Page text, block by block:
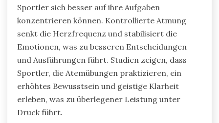
Sportler sich besser auf ihre Aufgaben
konzentrieren können. Kontrollierte Atmung
senkt die Herzfrequenz und stabilisiert die
Emotionen, was zu besseren Entscheidungen
und Ausführungen führt. Studien zeigen, dass
Sportler, die Atemübungen praktizieren, ein
erhöhtes Bewusstsein und geistige Klarheit
erleben, was zu überlegener Leistung unter
Druck führt.